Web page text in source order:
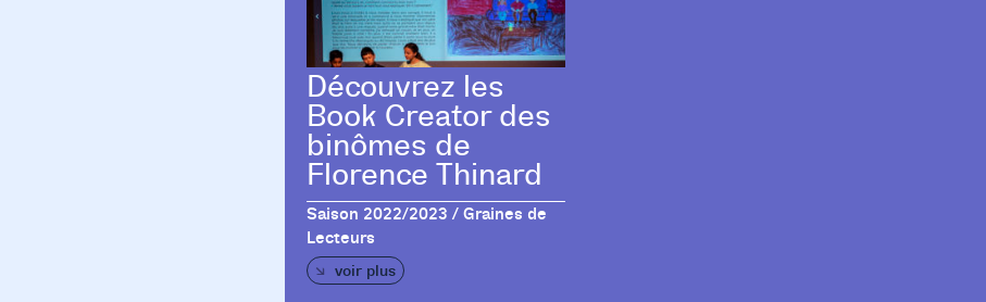
Découvrez les
Book Creator des
binômes de
Florence Thinard
Saison 2022/2023 / Graines de
Lecteurs
voir plus